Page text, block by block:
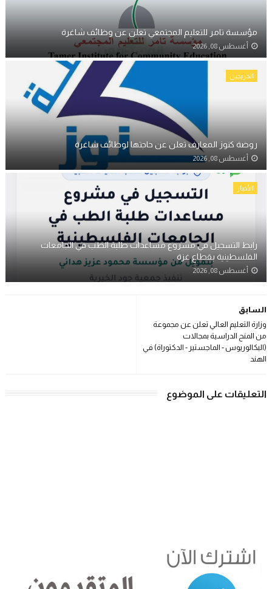
مؤسسة تامر للتعليم المجتمعي تعلن عن وظائف شاغرة
أغسطس 08, 2026
الخريجين
روضة كنوز المعارف تعلن عن حاجتها لوظائف شاغرة
أغسطس 08, 2026
الأخبار
رابط التسجيل في مشروع مساعدات طلبة الطب في الجامعات
الفلسطينية بقطاع غزة
أغسطس 08, 2026
السابق
وزارة التعليم العالي تعلن عن مجموعة
من المنح الدراسية بمجالات
(البكالوريوس - الماجستير - الدكتوراة) في
الهند
التعليقات على الموضوع